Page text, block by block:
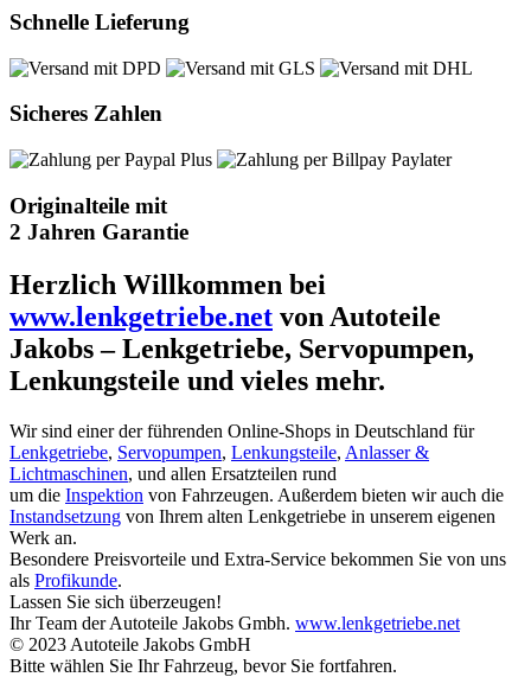
Schnelle Lieferung
Sicheres Zahlen
Originalteile mit
2 Jahren Garantie
Herzlich Willkommen bei
www.lenkgetriebe.net von Autoteile
Jakobs – Lenkgetriebe, Servopumpen,
Lenkungsteile und vieles mehr.
Wir sind einer der führenden Online-Shops in Deutschland für
Lenkgetriebe, Servopumpen, Lenkungsteile, Anlasser &
Lichtmaschinen, und allen Ersatzteilen rund
um die Inspektion von Fahrzeugen. Außerdem bieten wir auch die
Instandsetzung von Ihrem alten Lenkgetriebe in unserem eigenen
Werk an.
Besondere Preisvorteile und Extra-Service bekommen Sie von uns
als Profikunde.
Lassen Sie sich überzeugen!
Ihr Team der Autoteile Jakobs Gmbh. www.lenkgetriebe.net
© 2023 Autoteile Jakobs GmbH
Bitte wählen Sie Ihr Fahrzeug, bevor Sie fortfahren.